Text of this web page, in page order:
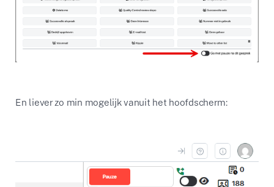
En liever zo min mogelijk vanuit het hoofdscherm: